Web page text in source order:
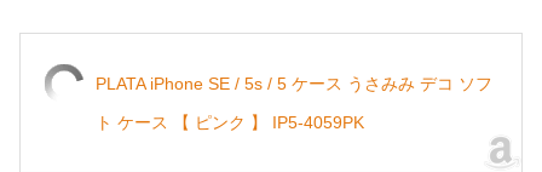
PLATA iPhone SE / 5s / 5 ケース うさみみ デコ ソフ
ト ケース 【 ピンク 】 IP5-4059PK